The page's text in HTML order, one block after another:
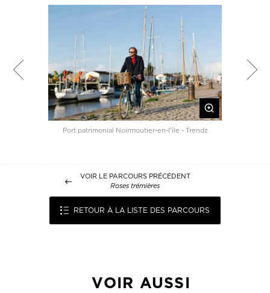
Port patrimonial Noirmoutier-en-l'île - Trendz
VOIR LE PARCOURS PRÉCÉDENT
Roses trémières
RETOUR À LA LISTE DES PARCOURS
VOIR AUSSI